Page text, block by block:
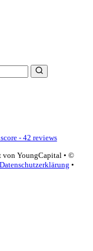
- 42 reviews
von YoungCapital • ©
Datenschutzerklärung •